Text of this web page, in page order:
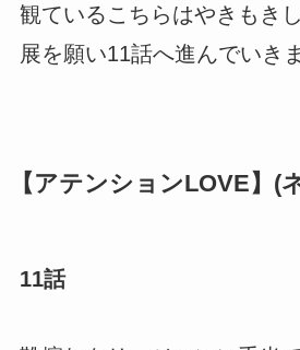
観ているこちらはやきもき
展を願い11話へ進んでいき
【アテンションLOVE】(
11話